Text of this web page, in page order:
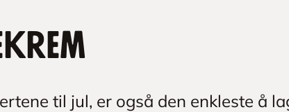
til jul, er også den enkleste å